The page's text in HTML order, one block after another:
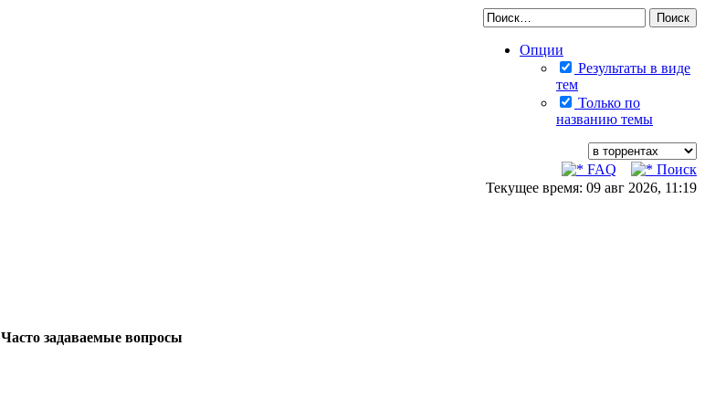
Опции
Результаты в виде
тем
Только по
названию темы
FAQ
Поиск
Текущее время: 09 авг 2026, 11:19
Часто задаваемые вопросы